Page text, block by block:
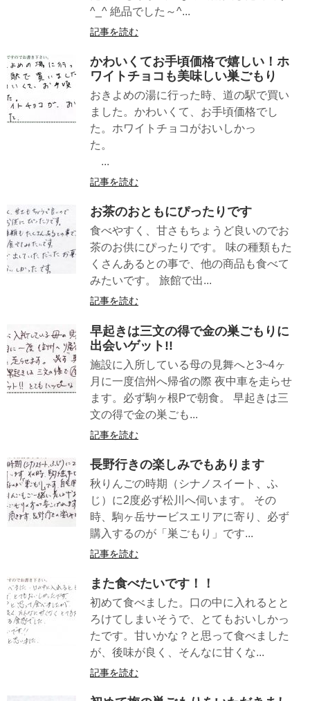
^_^ 絶品でした～^...
記事を読む
かわいくてお手頃価格で嬉しい！ホ
ワイトチョコも美味しい巣ごもり
おきよめの湯に行った時、道の駅で買い
ました。かわいくて、お手頃価格でし
た。ホワイトチョコがおいしかっ
た。
...
記事を読む
お茶のおともにぴったりです
食べやすく、甘さもちょうど良いのでお
茶のお供にぴったりです。 味の種類もた
くさんあるとの事で、他の商品も食べて
みたいです。 旅館で出...
記事を読む
早起きは三文の得で金の巣ごもりに
出会いゲット!!
施設に入所している母の見舞へと3~4ヶ
月に一度信州へ帰省の際 夜中車を走らせ
ます。必ず駒ヶ根Pで朝食。 早起きは三
文の得で金の巣ごも...
記事を読む
長野行きの楽しみでもあります
秋りんごの時期（シナノスイート、ふ
じ）に2度必ず松川へ伺います。 その
時、駒ヶ岳サービスエリアに寄り、必ず
購入するのが「巣ごもり」です...
記事を読む
また食べたいです！！
初めて食べました。口の中に入れるとと
ろけてしまいそうで、とてもおいしかっ
たです。甘いかな？と思って食べました
が、後味が良く、そんなに甘くな...
記事を読む